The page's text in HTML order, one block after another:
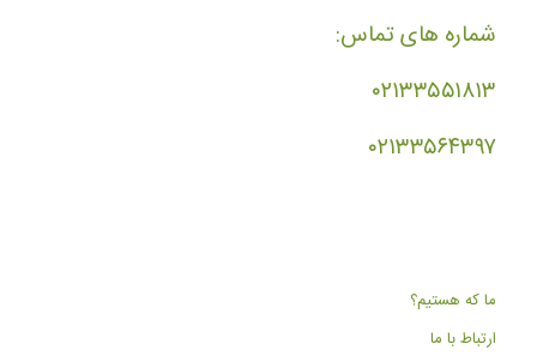
شماره های تماس:
۰۲۱۳۳۵۵۱۸۱۳
۰۲۱۳۳۵۶۴۳۹۷
ما که هستیم؟
ارتباط با ما